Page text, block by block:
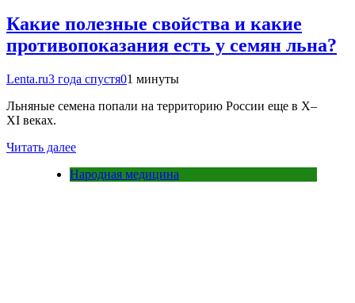
Какие полезные свойства и какие
противопоказания есть у семян льна?
Lenta.ru3 года спустя01 минуты
Льняные семена попали на территорию России еще в X–
XI веках.
Читать далее
Народная медицина